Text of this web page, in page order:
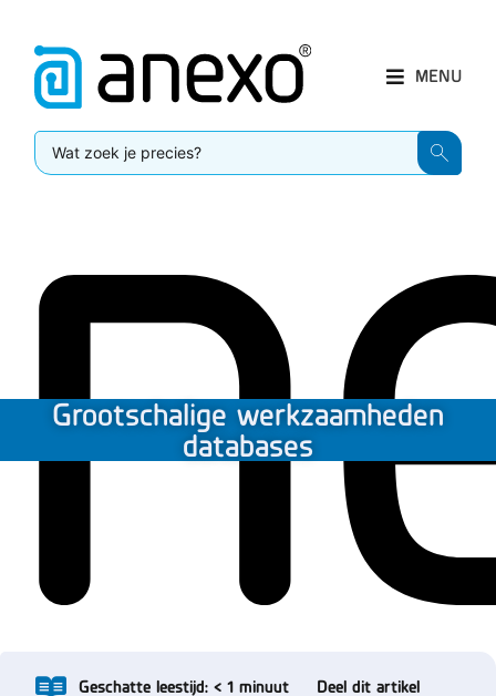
MENU
Grootschalige werkzaamheden
databases
Geschatte leestijd: < 1 minuut Deel dit artikel